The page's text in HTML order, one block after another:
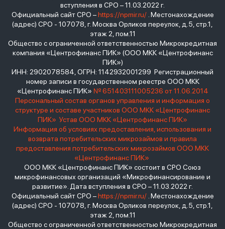
вступления в СРО – 11.03.2022 г.
Официальный сайт СРО –https://npmir.ru/. Местонахождение
(адрес) СРО - 107078, г. Москва Орликов переулок, д.5, стр.1,
этаж 2, пом.11
Общество с ограниченной ответственностью Микрокредитная
компания «Центрофинанс ПИК» (ООО МКК «Центрофинанс
ПИК»)
ИНН: 2902078584, ОГРН: 1142932001299 Регистрационный
номер записи в государственном реестре ООО МКК
«Центрофинанс ПИК» № 651403111005236 от 11.06.2014
Персональный состав органов управления и информация о
структуре и составе участников ООО МКК «Центрофинанс
ПИК» Устав ООО МКК «Центрофинанс ПИК»
Информация об условиях предоставления, использования и
возврата потребительских микрозаймов и правила
предоставления потребительских микрозаймов ООО МКК
«Центрофинанс ПИК»
ООО МКК «Центрофинанс ПИК» состоит в СРО Союз
микрофинансовых организаций «Микрофинансирование и
развитие». Дата вступления в СРО – 11.03.2022 г.
Официальный сайт СРО –https://npmir.ru/. Местонахождение
(адрес) СРО - 107078, г. Москва Орликов переулок, д.5, стр.1,
этаж 2, пом.11
Общество с ограниченной ответственностью Микрокредитная